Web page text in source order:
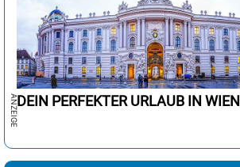
DEIN PERFEKTER URLAUB IN WIEN